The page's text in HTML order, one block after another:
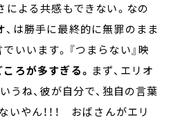
による共感もできない。なの
は勝手に最終的に無罪のまま
いいます。『つまらない』映
ろが多すぎる。 まず、エリオ
うね、彼が自分で、独自の言葉
いやん！！！ おばさんがエリ